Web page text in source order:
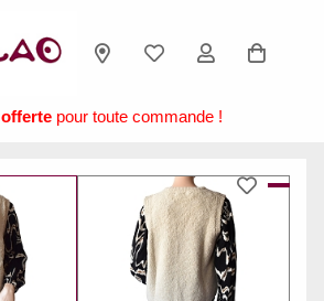
offerte pour toute commande !